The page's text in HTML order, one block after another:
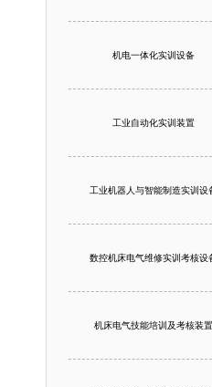
机电一体化实训设备
工业自动化实训装置
工业机器人与智能制造实训设
数控机床电气维修实训考核设
机床电气技能培训及考核装置